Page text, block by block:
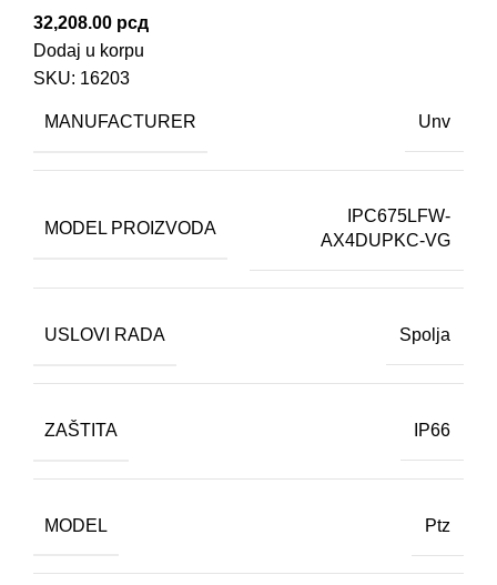
32,208.00 рсд
Dodaj u korpu
SKU: 16203
MANUFACTURER Unv
MODEL PROIZVODA
IPC675LFW-
AX4DUPKC-VG
USLOVI RADA Spolja
ZAŠTITA IP66
MODEL Ptz